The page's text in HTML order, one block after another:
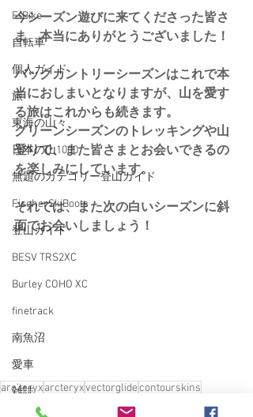
E-Bike
自転車
個人ガイド
旅
東海の山々
日本の山1000
無題のカテゴリー登山ガイド
FischerSkiBoots
登山ガイド
BESV TRS2XC
Burley COHO XC
finetrack
南魚沼
愛車
雑誌
今シーズン遊びに来てくださった皆さ
ま、本当にありがとうございました！
バックカントリーシーズンはこれで本
当におしまいとなりますが、山を愛す
る旅はこれからも続きます。
グリーンシーズンのトレッキングや山
登りで、また皆さまとお会いできるの
を楽しみにしています。
それでは、また次の白いシーズンに斜
面でお会いしましょう！
arc'teryxarcteryxvectorglidecontourskins
Sweetprotection
ARC’TERYXバックカントリー